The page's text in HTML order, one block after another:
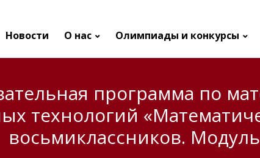
Новости О нас Олимпиады и конкурсы
программа по
технологий
восьмиклассников.